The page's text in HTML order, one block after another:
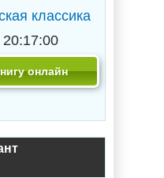
классика
20:17:00
онлайн